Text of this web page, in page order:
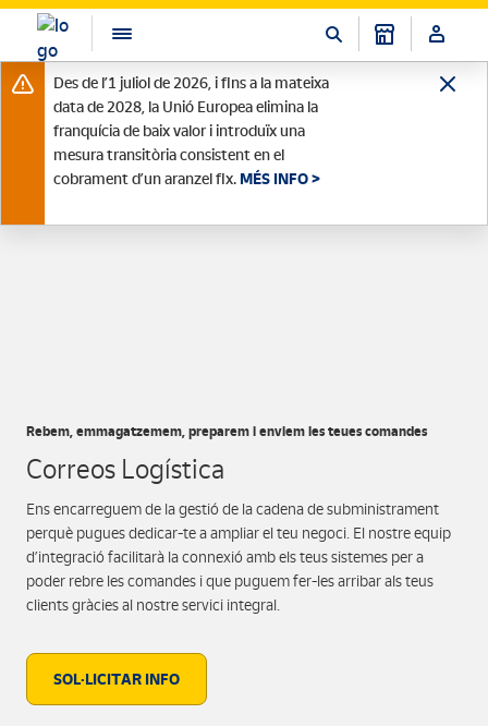
Des de l’1 juliol de 2026, i fins a la mateixa
data de 2028, la Unió Europea elimina la
franquícia de baix valor i introduïx una
mesura transitòria consistent en el
cobrament d’un aranzel fix. MÉS INFO >
Rebem, emmagatzemem, preparem i enviem les teues comandes
Correos Logística
Ens encarreguem de la gestió de la cadena de subministrament
perquè pugues dedicar-te a ampliar el teu negoci. El nostre equip
d’integració facilitarà la connexió amb els teus sistemes per a
poder rebre les comandes i que puguem fer-les arribar als teus
clients gràcies al nostre servici integral.
SOL·LICITAR INFO